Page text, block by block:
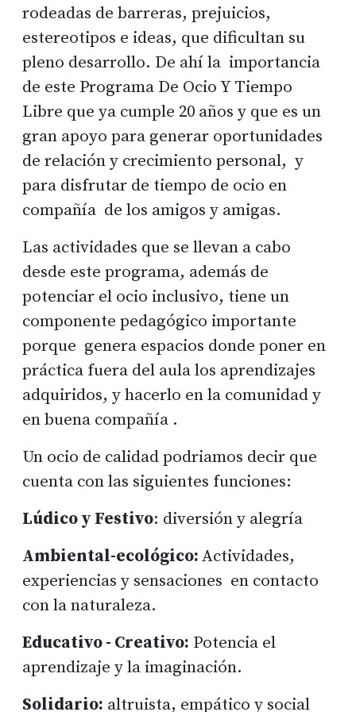
rodeadas de barreras, prejuicios,
estereotipos e ideas, que dificultan su
pleno desarrollo. De ahí la importancia
de este Programa De Ocio Y Tiempo
Libre que ya cumple 20 años y que es un
gran apoyo para generar oportunidades
de relación y crecimiento personal, y
para disfrutar de tiempo de ocio en
compañía de los amigos y amigas.
Las actividades que se llevan a cabo
desde este programa, además de
potenciar el ocio inclusivo, tiene un
componente pedagógico importante
porque genera espacios donde poner en
práctica fuera del aula los aprendizajes
adquiridos, y hacerlo en la comunidad y
en buena compañía .
Un ocio de calidad podriamos decir que
cuenta con las siguientes funciones:
Lúdico y Festivo: diversión y alegría
Ambiental-ecológico:Actividades,
experiencias y sensaciones en contacto
con la naturaleza.
Educativo - Creativo: Potencia el
aprendizaje y la imaginación.
Solidario: altruista, empático y social